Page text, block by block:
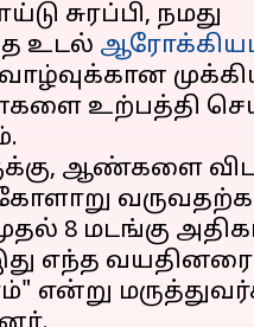
சுரப்பி, நமது
உடல்
உற்பத்தி
ஆண்களை
8 மடங்கு
எந்த
என்று